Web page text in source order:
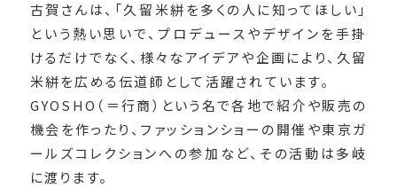
古賀さんは、「久留米絣を多くの人に知ってほしい」
という熱い思いで、プロデュースやデザインを手掛
けるだけでなく、様々なアイデアや企画により、久留
米絣を広める伝道師として活躍されています。
GYOSHO（＝行商）という名で各地で紹介や販売の
機会を作ったり、ファッションショーの開催や東京ガ
ールズコレクションへの参加など、その活動は多岐
に渡ります。